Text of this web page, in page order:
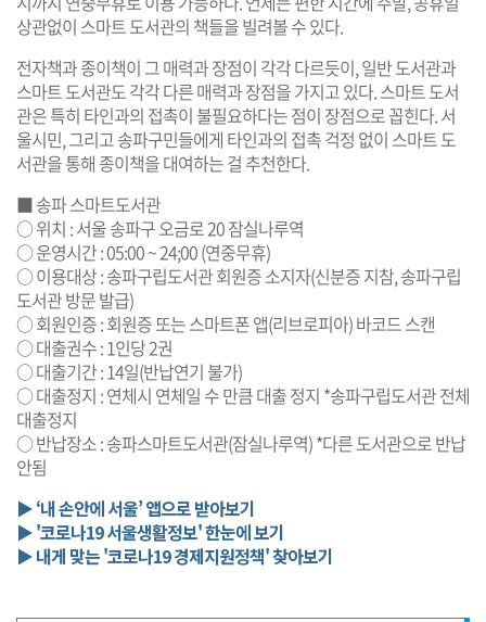
상관없이 스마트 도서관의 책들을 빌려볼 수 있다.
전자책과 종이책이 그 매력과 장점이 각각 다르듯이, 일반 도서관과
스마트 도서관도 각각 다른 매력과 장점을 가지고 있다. 스마트 도서
관은 특히 타인과의 접촉이 불필요하다는 점이 장점으로 꼽힌다. 서
울시민, 그리고 송파구민들에게 타인과의 접촉 걱정 없이 스마트 도
서관을 통해 종이책을 대여하는 걸 추천한다.
■ 송파 스마트도서관
○ 위치 : 서울 송파구 오금로 20 잠실나루역
○ 운영시간 : 05:00 ~ 24;00 (연중무휴)
○ 이용대상 : 송파구립도서관 회원증 소지자(신분증 지참, 송파구립
도서관 방문 발급)
○ 회원인증 : 회원증 또는 스마트폰 앱(리브로피아) 바코드 스캔
○ 대출권수 : 1인당 2권
○ 대출기간 : 14일(반납연기 불가)
○ 대출정지 : 연체시 연체일 수 만큼 대출 정지 *송파구립도서관 전체
대출정지
○ 반납장소 : 송파스마트도서관(잠실나루역) *다른 도서관으로 반납
안됨
▶ ‘내 손안에 서울’ 앱으로 받아보기
▶ '코로나19 서울생활정보' 한눈에 보기
▶ 내게 맞는 '코로나19 경제지원정책' 찾아보기